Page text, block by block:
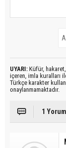
UYARI: Küfür,
içeren, imla kuralları
Türkçe karakter
onaylanmamaktadır.
1 Yorum